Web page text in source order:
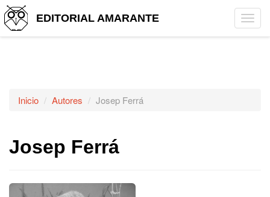
EDITORIAL AMARANTE
Inicio Autores Josep Ferrá
Josep Ferrá